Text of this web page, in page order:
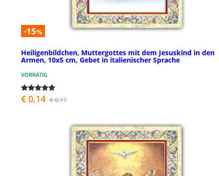
-15%
Heiligenbildchen, Muttergottes mit dem Jesuskind in den
Armen, 10x5 cm, Gebet in italienischer Sprache
VORRÄTIG
€ 0,14 € 0,17